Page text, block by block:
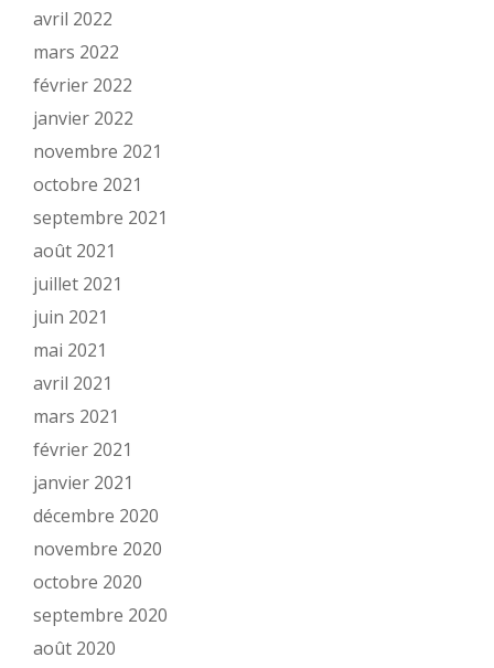
avril 2022
mars 2022
février 2022
janvier 2022
novembre 2021
octobre 2021
septembre 2021
août 2021
juillet 2021
juin 2021
mai 2021
avril 2021
mars 2021
février 2021
janvier 2021
décembre 2020
novembre 2020
octobre 2020
septembre 2020
août 2020